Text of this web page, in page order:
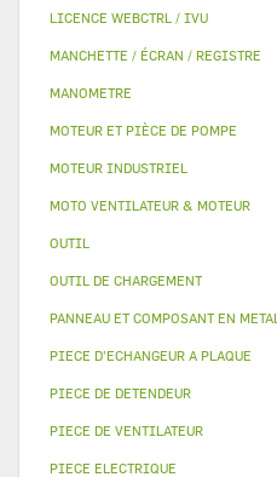
LICENCE WEBCTRL / IVU
MANCHETTE / ÉCRAN / REGISTRE
MANOMETRE
MOTEUR ET PIÈCE DE POMPE
MOTEUR INDUSTRIEL
MOTO VENTILATEUR & MOTEUR
OUTIL
OUTIL DE CHARGEMENT
PANNEAU ET COMPOSANT EN METAL
PIECE D'ECHANGEUR A PLAQUE
PIECE DE DETENDEUR
PIECE DE VENTILATEUR
PIECE ELECTRIQUE